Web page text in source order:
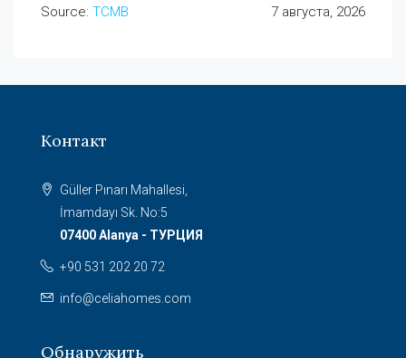
Source: TCMB 7 августа, 2026
Контакт
Güller Pınarı Mahallesi,
İmamdayı Sk. No:5
07400 Alanya - ТУРЦИЯ
+90 531 202 20 72
info@celiahomes.com
Обнаружить